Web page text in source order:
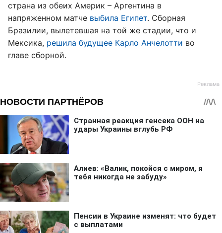
страна из обеих Америк – Аргентина в
напряженном матче выбила Египет. Сборная
Бразилии, вылетевшая на той же стадии, что и
Мексика, решила будущее Карло Анчелотти во
главе сборной.